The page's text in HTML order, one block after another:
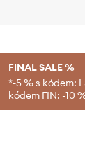
FINAL SALE %
*-5 % s kódem:
kódem FIN: -10